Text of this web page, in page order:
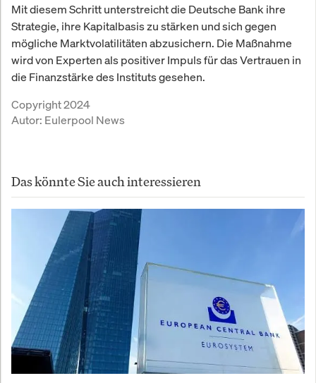
Mit diesem Schritt unterstreicht die Deutsche Bank ihre
Strategie, ihre Kapitalbasis zu stärken und sich gegen
mögliche Marktvolatilitäten abzusichern. Die Maßnahme
wird von Experten als positiver Impuls für das Vertrauen in
die Finanzstärke des Instituts gesehen.
Copyright 2024
Autor: Eulerpool News
Das könnte Sie auch interessieren